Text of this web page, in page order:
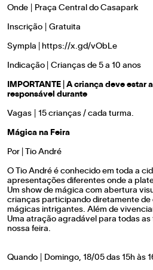
Onde | Praça Central do Casapark
Inscrição | Gratuita
Sympla | https://x.gd/vObLe
Indicação | Crianças de 5 a 10 anos
IMPORTANTE | A criança deve
responsável durante
Vagas | 15 crianças / cada turma.
Mágica na Feira
Por | Tio André
O Tio André é conhecido em toda a
apresentações diferentes onde a
Um show de mágica com abertura
crianças participando diretamente de
mágicas intrigantes. Além de
Uma atração agradável para todas
nossa feira.
Quando | Domingo, 18/05 das 15h às